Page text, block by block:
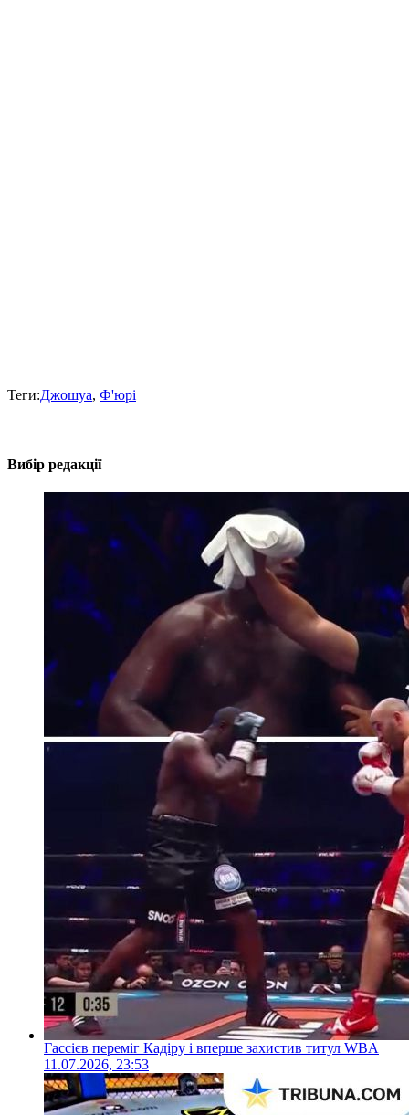
Теги:Джошуа, Ф'юрі
Вибір редакції
Гассієв переміг Кадіру і вперше захистив титул WBA
11.07.2026, 23:53